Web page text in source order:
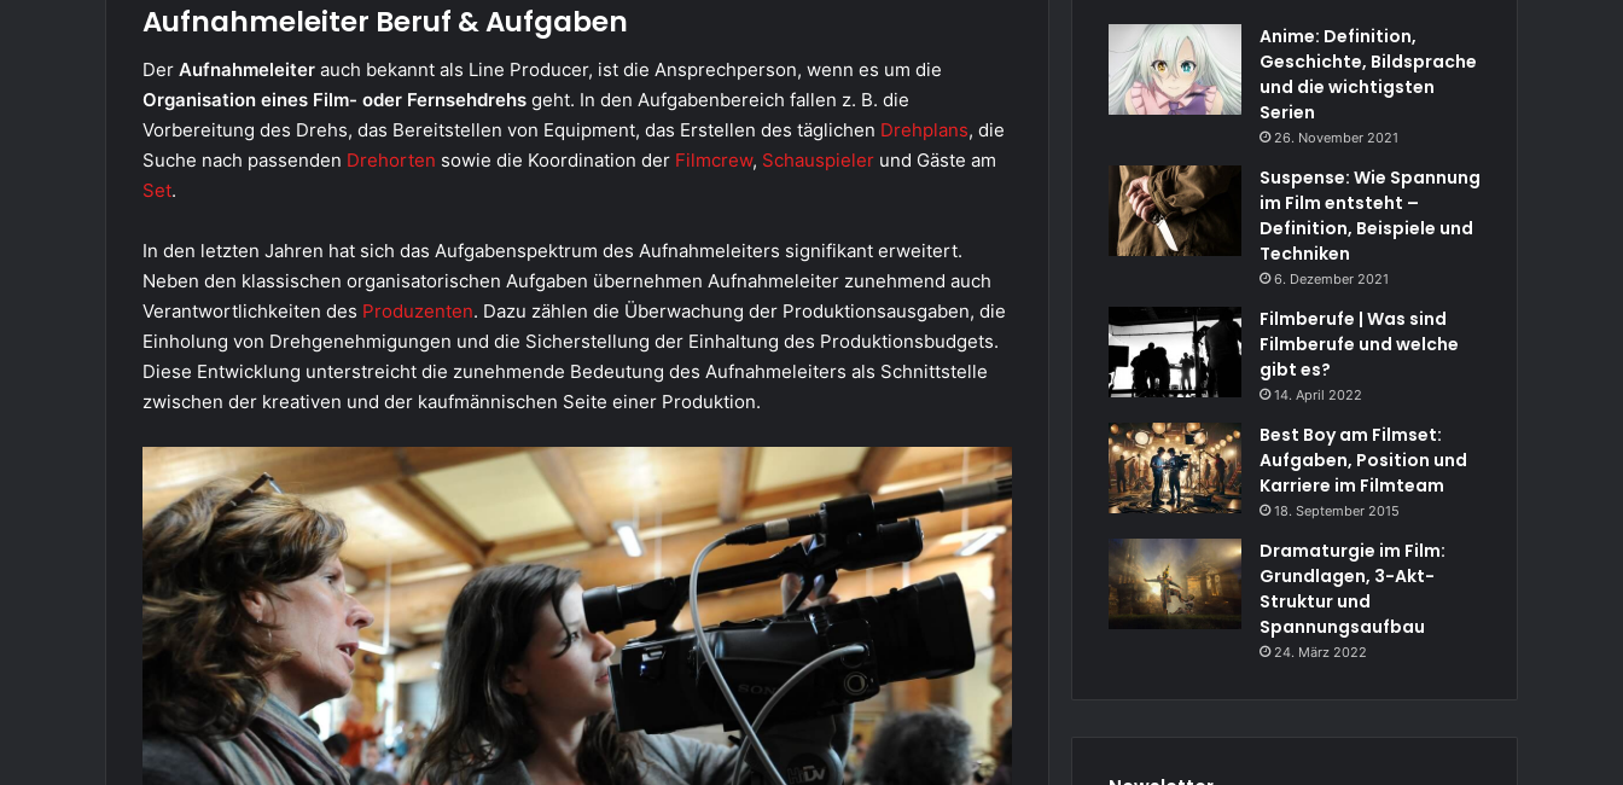
Aufnahmeleiter Beruf & Aufgaben
Der Aufnahmeleiter auch bekannt als Line Producer, ist die Ansprechperson, wenn es um die
Organisation eines Film- oder Fernsehdrehs geht. In den Aufgabenbereich fallen z. B. die
Vorbereitung des Drehs, das Bereitstellen von Equipment, das Erstellen des täglichen Drehplans, die
Suche nach passenden Drehorten sowie die Koordination der Filmcrew, Schauspieler und Gäste am
Set.
In den letzten Jahren hat sich das Aufgabenspektrum des Aufnahmeleiters signifikant erweitert.
Neben den klassischen organisatorischen Aufgaben übernehmen Aufnahmeleiter zunehmend auch
Verantwortlichkeiten des Produzenten. Dazu zählen die Überwachung der Produktionsausgaben, die
Einholung von Drehgenehmigungen und die Sicherstellung der Einhaltung des Produktionsbudgets.
Diese Entwicklung unterstreicht die zunehmende Bedeutung des Aufnahmeleiters als Schnittstelle
zwischen der kreativen und der kaufmännischen Seite einer Produktion.
Anime: Definition,
Geschichte, Bildsprache
und die wichtigsten
Serien
26. November 2021
Suspense: Wie Spannung
im Film entsteht –
Definition, Beispiele und
Techniken
6. Dezember 2021
Filmberufe | Was sind
Filmberufe und welche
gibt es?
14. April 2022
Best Boy am Filmset:
Aufgaben, Position und
Karriere im Filmteam
18. September 2015
Dramaturgie im Film:
Grundlagen, 3-Akt-
Struktur und
Spannungsaufbau
24. März 2022